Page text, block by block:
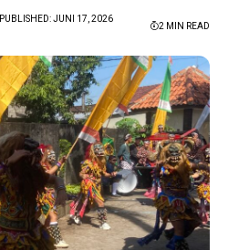
PUBLISHED: JUNI 17, 2026
2 MIN READ